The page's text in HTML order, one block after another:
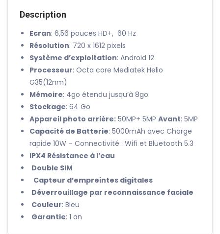
Description
Ecran: 6,56 pouces HD+, 60 Hz
Résolution: 720 x 1612 pixels
Système d’exploitation: Android 12
Processeur: Octa core Mediatek Helio
G35(12nm)
Mémoire: 4go étendu jusqu’à 8go
Stockage: 64 Go
Appareil photo arrière: 50MP+ 5MP Avant: 5MP
Capacité de Batterie: 5000mAh avec Charge
rapide 10W – Connectivité : Wifi et Bluetooth 5.3
IPX4 Résistance à l’eau
Double SIM
Capteur d’empreintes digitales
Déverrouillage par reconnaissance faciale
Couleur: Bleu
Garantie: 1 an